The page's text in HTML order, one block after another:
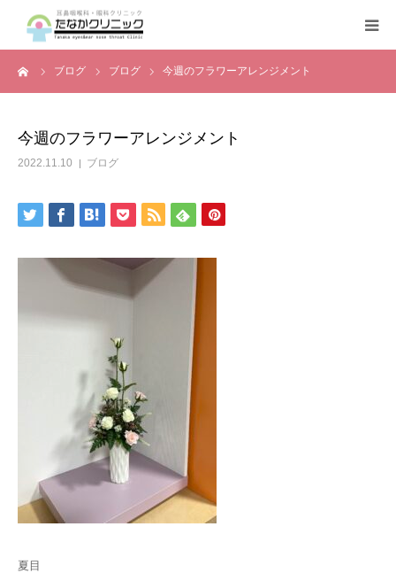
ブログ ブログ 今週のフラワーアレンジメント
今週のフラワーアレンジメント
2022.11.10 ブログ
夏目
トップページ
設備機器
よくある質問